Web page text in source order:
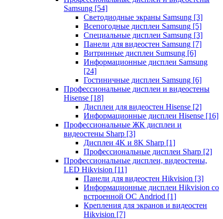
Samsung [54]
Светодиодные экраны Samsung [3]
Всепогодные дисплеи Samsung [5]
Специальные дисплеи Samsung [3]
Панели для видеостен Samsung [7]
Витринные дисплеи Sumsung [6]
Информационные дисплеи Samsung
[24]
Гостиничные дисплеи Samsung [6]
Профессиональные дисплеи и видеостены
Hisense [18]
Дисплеи для видеостен Hisense [2]
Информационные дисплеи Hisense [16]
Профессиональные ЖК дисплеи и
видеостены Sharp [3]
Дисплеи 4K и 8K Sharp [1]
Профессиональные дисплеи Sharp [2]
Профессиональные дисплеи, видеостены,
LED Hikvision [11]
Панели для видеостен Hikvision [3]
Информационные дисплеи Hikvision со
встроенной ОС Andriod [1]
Крепления для экранов и видеостен
Hikvision [7]